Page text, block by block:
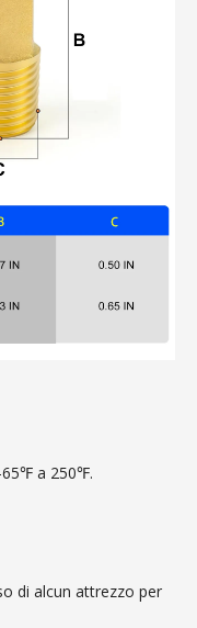
65℉ a 250℉.
di alcun attrezzo per